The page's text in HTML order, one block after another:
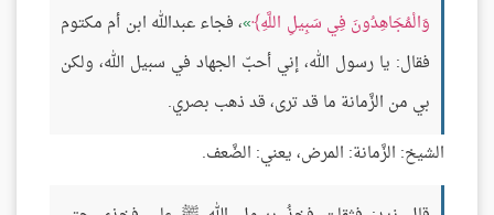
وَالْمُجَاهِدُونَ فِي سَبِيلِ اللَّهِ
، فجاء عبدالله ابن أم مكتوم
فقال: يا رسول الله، إني أحبّ الجهاد في سبيل الله، ولكن
بي من الزَّمانة ما قد ترى، قد ذهب بصري.
الشيخ: الزَّمانة: المرض، يعني: الضَّعف.